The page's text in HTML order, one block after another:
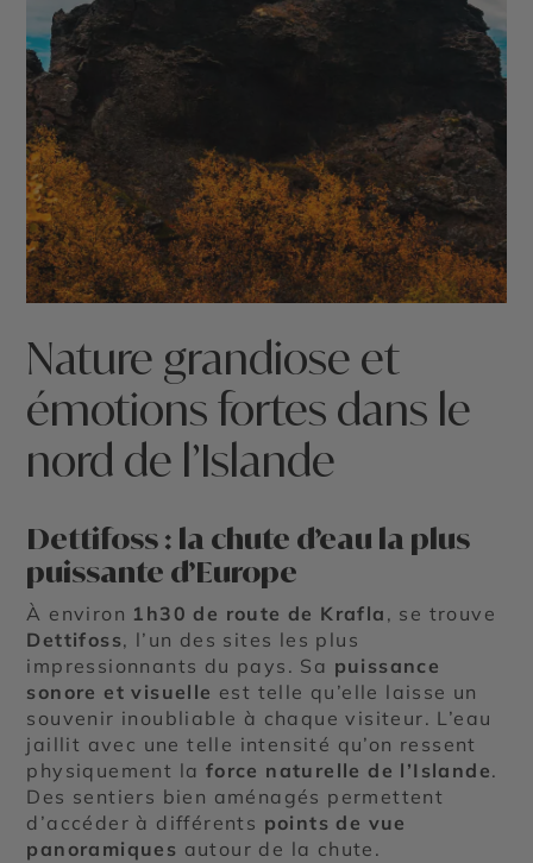
Nature grandiose et
émotions fortes dans le
nord de l’Islande
Dettifoss : la chute d’eau la plus
puissante d’Europe
À environ 1h30 de route de Krafla , se trouve
Dettifoss, l’un des sites les plus
impressionnants du pays. Sa puissance
sonore et visuelle est telle qu’elle laisse un
souvenir inoubliable à chaque visiteur. L’eau
jaillit avec une telle intensité qu’on ressent
physiquement la force naturelle de l’Islande.
Des sentiers bien aménagés permettent
d’accéder à différents points de vue
panoramiques autour de la chute.